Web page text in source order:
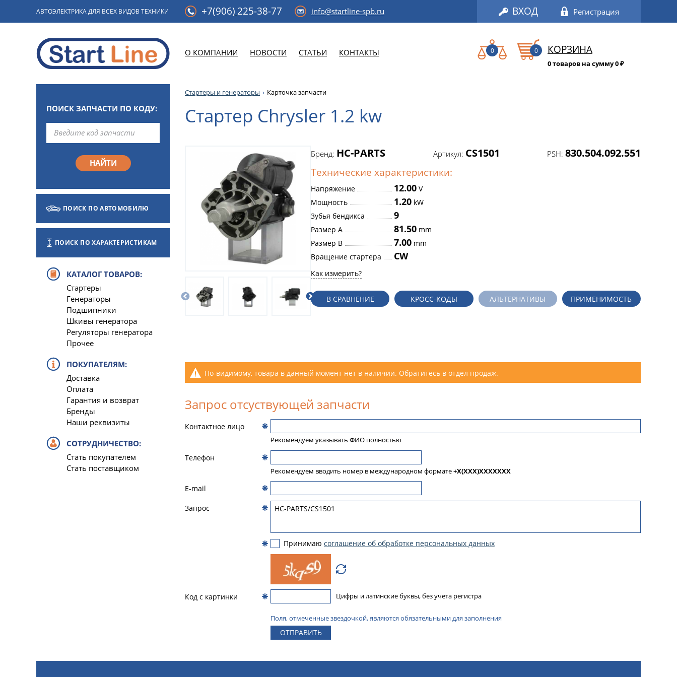
АВТОЭЛЕКТРИКА ДЛЯ ВСЕХ ВИДОВ ТЕХНИКИ +7(906) 225-38-77 info@startline-spb.ru ВХОД Регистрация
О КОМПАНИИ НОВОСТИ СТАТЬИ КОНТАКТЫ 0 0 КОРЗИНА
0 товаров на сумму 0₽
ПОИСК ЗАПЧАСТИ ПО КОДУ:
ПОИСК ПО АВТОМОБИЛЮ
ПОИСК ПО ХАРАКТЕРИСТИКАМ
КАТАЛОГ ТОВАРОВ:
Стартеры
Генераторы
Подшипники
Шкивы генератора
Регуляторы генератора
Прочее
ПОКУПАТЕЛЯМ:
Доставка
Оплата
Гарантия и возврат
Бренды
Наши реквизиты
СОТРУДНИЧЕСТВО:
Стать покупателем
Стать поставщиком
Стартеры и генераторы Карточка запчасти
Стартер Chrysler 1.2 kw
Бренд: HC-PARTS Артикул: CS1501 PSH: 830.504.092.551
Технические характеристики:
Напряжение 12.00 V
Мощность
1.20 kW
Зубья бендикса
9
Размер A 81.50 mm
Размер B
7.00 mm
Вращение стартера
CW
Как измерить?
В СРАВНЕНИЕ КРОСС-КОДЫ АЛЬТЕРНАТИВЫ ПРИМЕНИМОСТЬ
По-видимому, товара в данный момент нет в наличии. Обратитесь в отдел продаж.
Запрос отсуствующей запчасти
Контактное лицо
Рекомендуем указывать ФИО полностью
Телефон
Рекомендуем вводить номер в международном формате+X(XXX)XXXXXXX
E-mail
Запрос
Принимаю соглашение об обработке персональных данных
Код с картинки Цифры и латинские буквы, без учета регистра
Поля, отмеченные звездочкой, являются обязательными для заполнения
ОТПРАВИТЬ